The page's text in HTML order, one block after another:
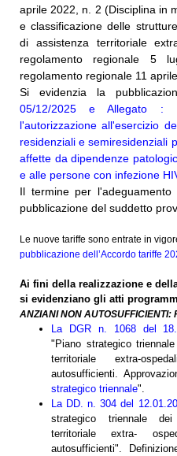
aprile 2022, n. 2 (Disciplina in
e classificazione delle
di assistenza territoriale
regolamento regionale
regolamento regionale 11
Si evidenzia la
05/12/2025e Allegato :
l'autorizzazione all'esercizio
residenziali e semiresidenziali
affette da dipendenze
e alle persone con infezione
Il termine per
pubblicazione del suddetto
Le nuove tariffe sono entrate in
pubblicazione dell’Accordo tariffe
Ai fini della realizzazione e
si evidenziano gli atti
ANZIANI NON AUTOSUFFICIENTI:
La DGR n. 1068 del
"Piano strategico
territoriale extra-
autosufficienti.
strategico triennale".
La DD. n. 304 del
strategico triennale
territoriale extra-
autosufficienti".